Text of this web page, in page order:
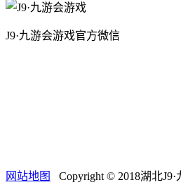
J9·九游会游戏官方微信
网站地图 Copyright © 2018湖北